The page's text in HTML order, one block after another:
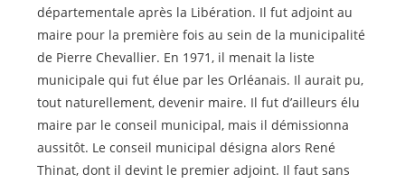
départementale après la Libération. Il fut adjoint au
maire pour la première fois au sein de la municipalité
de Pierre Chevallier. En 1971, il menait la liste
municipale qui fut élue par les Orléanais. Il aurait pu,
tout naturellement, devenir maire. Il fut d’ailleurs élu
maire par le conseil municipal, mais il démissionna
aussitôt. Le conseil municipal désigna alors René
Thinat, dont il devint le premier adjoint. Il faut sans